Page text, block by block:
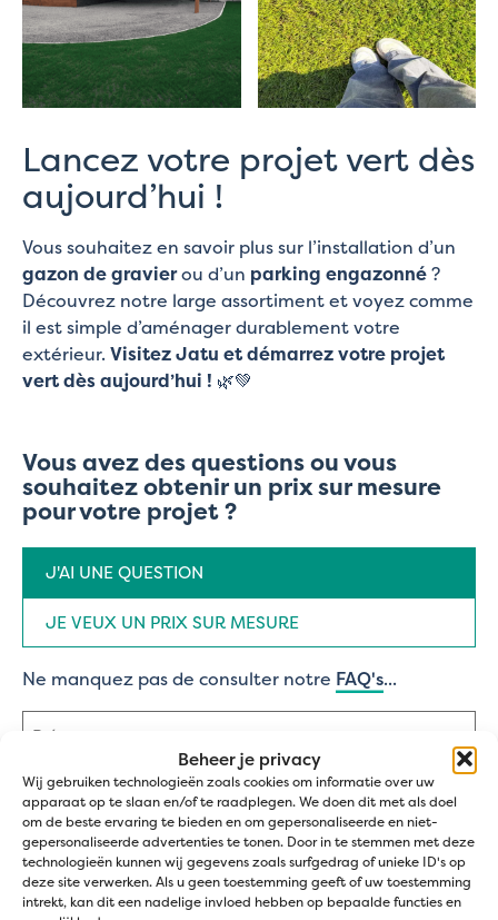
Beheer je privacy
Wij gebruiken technologieën zoals cookies om informatie over uw
apparaat op te slaan en/of te raadplegen. We doen dit met als doel
om de beste ervaring te bieden en om gepersonaliseerde en niet-
gepersonaliseerde advertenties te tonen. Door in te stemmen met deze
technologieën kunnen wij gegevens zoals surfgedrag of unieke ID's op
deze site verwerken. Als u geen toestemming geeft of uw toestemming
intrekt, kan dit een nadelige invloed hebben op bepaalde functies en
Lancez votre projet vert dès
aujourd’hui !
Vous souhaitez en savoir plus sur l’installation d’un
gazon de gravierou d’un parking engazonné?
Découvrez notre large assortiment et voyez comme
il est simple d’aménager durablement votre
extérieur. Visitez Jatu et démarrez votre projet
vert dès aujourd’hui ! 🌿💚
Vous avez des questions ou vous
souhaitez obtenir un prix sur mesure
pour votre projet ?
demande
(Nécessaire)
J'AI UNE QUESTION
JE VEUX UN PRIX SUR MESURE
Ne manquez pas de consulter notre FAQ's...
Nom
Prénom
Nom
Adresse
e-
mail